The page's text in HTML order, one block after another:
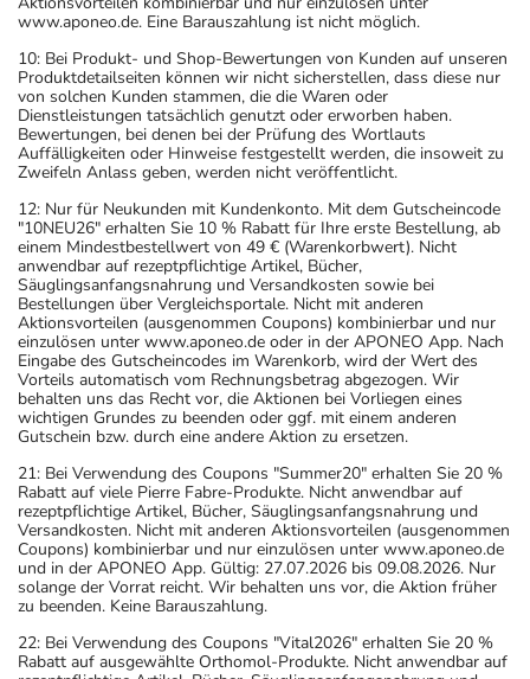
www.aponeo.de. Eine Barauszahlung ist nicht möglich.
10: Bei Produkt- und Shop-Bewertungen von Kunden auf unseren
Produktdetailseiten können wir nicht sicherstellen, dass diese nur
von solchen Kunden stammen, die die Waren oder
Dienstleistungen tatsächlich genutzt oder erworben haben.
Bewertungen, bei denen bei der Prüfung des Wortlauts
Auffälligkeiten oder Hinweise festgestellt werden, die insoweit zu
Zweifeln Anlass geben, werden nicht veröffentlicht.
12: Nur für Neukunden mit Kundenkonto. Mit dem Gutscheincode
"10NEU26" erhalten Sie 10 % Rabatt für Ihre erste Bestellung, ab
einem Mindestbestellwert von 49 € (Warenkorbwert). Nicht
anwendbar auf rezeptpflichtige Artikel, Bücher,
Säuglingsanfangsnahrung und Versandkosten sowie bei
Bestellungen über Vergleichsportale. Nicht mit anderen
Aktionsvorteilen (ausgenommen Coupons) kombinierbar und nur
einzulösen unter www.aponeo.de oder in der APONEO App. Nach
Eingabe des Gutscheincodes im Warenkorb, wird der Wert des
Vorteils automatisch vom Rechnungsbetrag abgezogen. Wir
behalten uns das Recht vor, die Aktionen bei Vorliegen eines
wichtigen Grundes zu beenden oder ggf. mit einem anderen
Gutschein bzw. durch eine andere Aktion zu ersetzen.
21: Bei Verwendung des Coupons "Summer20" erhalten Sie 20 %
Rabatt auf viele Pierre Fabre-Produkte. Nicht anwendbar auf
rezeptpflichtige Artikel, Bücher, Säuglingsanfangsnahrung und
Versandkosten. Nicht mit anderen Aktionsvorteilen (ausgenommen
Coupons) kombinierbar und nur einzulösen unter www.aponeo.de
und in der APONEO App. Gültig: 27.07.2026 bis 09.08.2026. Nur
solange der Vorrat reicht. Wir behalten uns vor, die Aktion früher
zu beenden. Keine Barauszahlung.
22: Bei Verwendung des Coupons "Vital2026" erhalten Sie 20 %
Rabatt auf ausgewählte Orthomol-Produkte. Nicht anwendbar auf